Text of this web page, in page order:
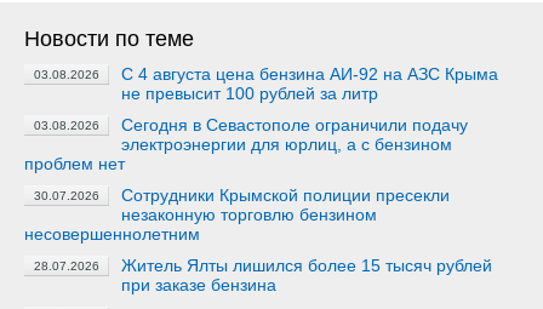
Новости по теме
03.08.2026
C 4 августа цена бензина АИ-92 на АЗС Крыма
не превысит 100 рублей за литр
03.08.2026
Сегодня в Севастополе ограничили подачу
электроэнергии для юрлиц, а с бензином
проблем нет
30.07.2026
Сотрудники Крымской полиции пресекли
незаконную торговлю бензином
несовершеннолетним
28.07.2026
Житель Ялты лишился более 15 тысяч рублей
при заказе бензина